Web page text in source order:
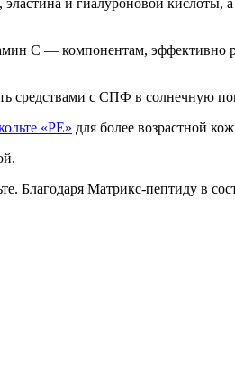
С — компонентам, эффективно
средствами с СПФ в солнечную
«РЕ» для более возрастной
Благодаря Матрикс-пептиду в